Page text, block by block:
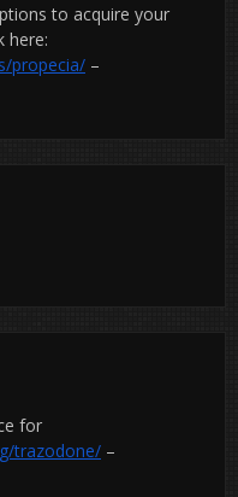
to acquire your
here:
propecia/ –
for
trazodone/ –